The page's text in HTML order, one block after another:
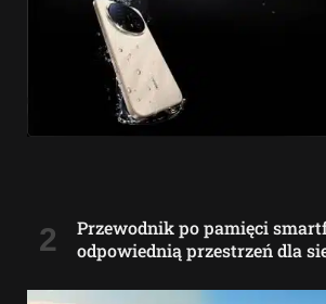
Przewodnik po pamięci
odpowiednią przestrzeń dla